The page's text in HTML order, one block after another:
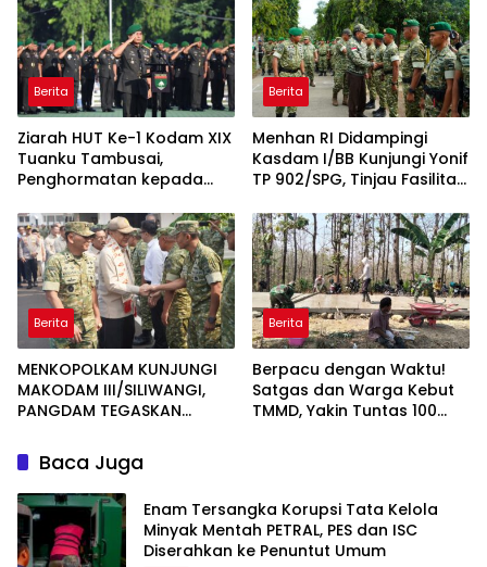
Berita
Ziarah HUT Ke-1 Kodam XIX
Tuanku Tambusai,
Penghormatan kepada
Khidmat
Berita
Menhan RI Didampingi
Kasdam I/BB Kunjungi Yonif
TP 902/SPG, Tinjau Fasilitas
Berita
MENKOPOLKAM KUNJUNGI
MAKODAM III/SILIWANGI,
PANGDAM TEGASKAN
MENJAGA STABILITAS
NASIONAL
Berita
Berpacu dengan Waktu!
Satgas dan Warga Kebut
TMMD, Yakin Tuntas 100
Baca Juga
Enam Tersangka Korupsi Tata Kelola
Minyak Mentah PETRAL, PES dan ISC
Diserahkan ke Penuntut Umum